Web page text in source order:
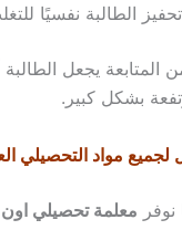
تحفيز الطالبة نفسيًا
المتابعة يجعل
بشكل كبير.
مواد التحصيلي
معلمة تحصيلي اون